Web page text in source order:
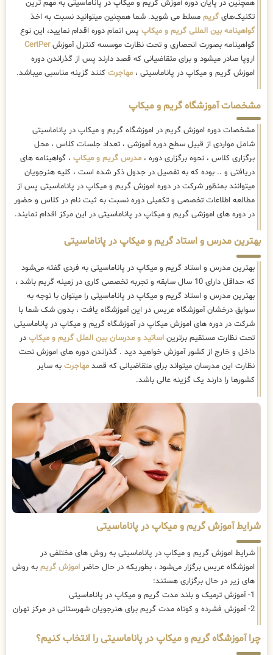
همچنین در پایان دوره آموزش گریم و میکاپ در پاناماسیتی به مهم ترین
تکنیک‌های گریم مسلط می شوید. شما همچنین میتوانید نسبت به اخذ
گواهینامه بین المللی گریم و میکاپ پس اتمام دوره اقدام نمایید، این نوع
گواهینامه بصورت انحصاری و تحت نظارت موسسه کنترل آموزشCertPer
اروپا صادر میشود و برای متقاضیانی که قصد دارند پس از گذراندن دوره
اموزش گریم و میکاپ در پاناماسیتی ، مهاجرت کنند گزینه مناسبی میباشد.
مشخصات آموزشگاه گریم و میکاپ
مشخصات دوره اموزش گریم در اموزشگاه گریم و میکاپ در پاناماسیتی
شامل مواردی از قبیل سطح دوره آموزشی ، تعداد جلسات کلاس ، محل
برگزاری کلاس ، نحوه برگزاری دوره ، مدرس گریم و میکاپ ، گواهینامه های
دریافتی و .. بوده که به تفصیل در جدول ذکر شده است ، کلیه هنرجویان
میتوانند بمنظور شرکت در دوره اموزش گریم و میکاپ در پاناماسیتی پس از
مطالعه اطلاعات تخصصی و تکمیلی دوره نسبت به ثبت نام در کلاس و حضور
در دوره های اموزشی گریم و میکاپ در پاناماسیتی در این مرکز اقدام نمایند.
بهترین مدرس و استاد گریم و میکاپ در پاناماسیتی
بهترین مدرس و استاد گریم و میکاپ در پاناماسیتی به فردی گفته می‌شود
که حداقل دارای 10 سال سابقه و تجربه تخصصی کاری در زمینه گریم باشد ،
بهترین مدرس و استاد گریم و میکاپ در پاناماسیتی را میتوان با توجه به
سوابق درخشان آموزشگاه عریس در این آموزشگاه یافت ، بدون شک شما با
شرکت در دوره های اموزش میکاپ در آموزشگاه گریم و میکاپ در پاناماسیتی
تحت نظارت مستقیم برترین اساتید و مدرسان بین الملل گریم و میکاپ در
داخل و خارج از کشور آموزش خواهید دید . گذراندن دوره های اموزش تحت
نظارت این مدرسان میتواند برای متقاضیانی که قصد مهاجرت به سایر
کشورها را دارند یک گزینه عالی باشد.
شرایط آموزش گریم و میکاپ در پاناماسیتی
شرایط اموزش گریم و میکاپ در پاناماسیتی به روش های مختلفی در
اموزشگاه عریس برگزار می‌شود ، بطوریکه در حال حاضر اموزش گریم به روش
های زیر در حال برگزاری هستند:
1- آموزش ترمیک و بلند مدت گریم و میکاپ در پاناماسیتی
2- آموزش فشرده و کوتاه مدت گریم برای هنرجویان شهرستانی در مرکز تهران
چرا آموزشگاه گریم و میکاپ در پاناماسیتی را انتخاب کنیم؟